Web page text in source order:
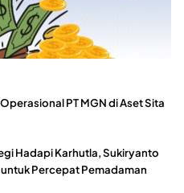
PT MGN di Aset Sita
Hadapi Karhutla, Sukiryanto
Percepat Pemadaman